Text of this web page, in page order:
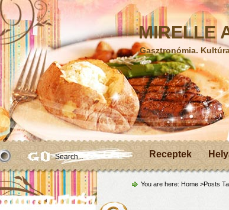
MIRELLE
Gasztronómia.
Receptek
You are here: Home >Posts